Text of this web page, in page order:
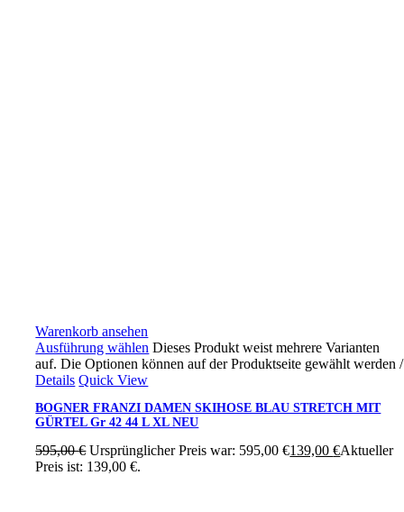
Warenkorb ansehen
Ausführung wählen Dieses Produkt weist mehrere Varianten
auf. Die Optionen können auf der Produktseite gewählt werden/
Details Quick View
BOGNER FRANZI DAMEN SKIHOSE BLAU STRETCH MIT
GÜRTEL Gr 42 44 L XL NEU
595,00€ Ursprünglicher Preis war: 595,00 €139,00€Aktueller
Preis ist: 139,00 €.